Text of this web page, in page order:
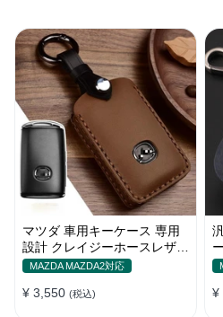
マツダ 車用キーケース 専用
設計 クレイジーホースレザー
高級 耐摩耗性 オシャレ
MAZDA MAZDA2対応
¥ 3,550 (税込) ¥